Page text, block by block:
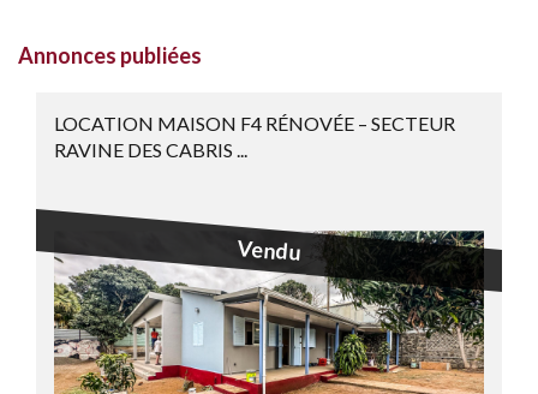
Annonces publiées
LOCATION MAISON F4 RÉNOVÉE – SECTEUR
RAVINE DES CABRIS ...
Vendu